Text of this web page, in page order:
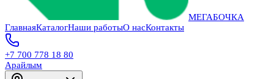
МЕГАБОЧКА
ГлавнаяКаталогНаши работыО насКонтакты
+7 700 778 18 80
Арайлым